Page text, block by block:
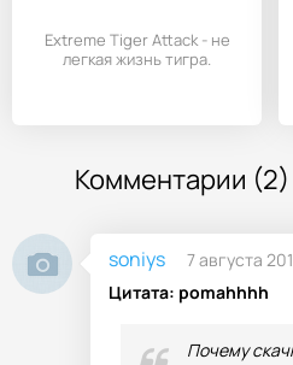
Extreme Tiger Attack - не
легкая жизнь тигра.
Комментарии (2)
soniys
7 августа
Цитата: pomahhhh
Почему